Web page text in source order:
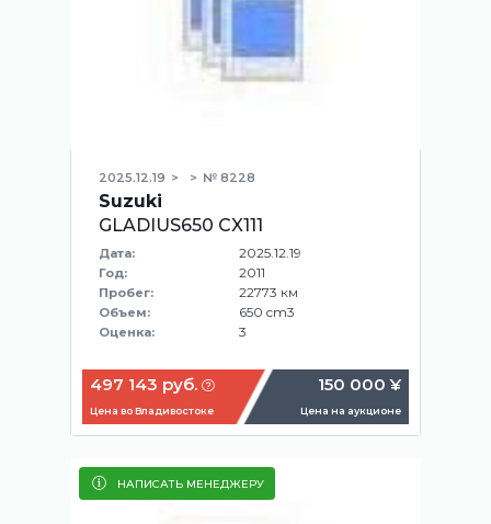
2025.12.19 № 8228
Suzuki
GLADIUS650 CX111
Дата: 2025.12.19
Год: 2011
Пробег: 22773 км
Объем: 650 cm3
Оценка: 3
497 143 руб.
Цена во Владивостоке
150 000 ¥
Цена на аукционе
НАПИСАТЬ МЕНЕДЖЕРУ